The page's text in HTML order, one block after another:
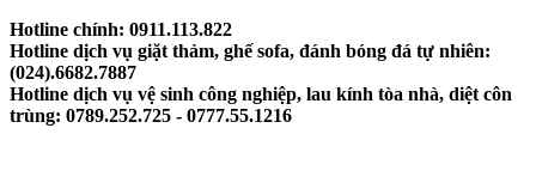
Hotline chính: 0911.113.822
Hotline dịch vụ giặt thảm, ghế sofa, đánh bóng đá tự nhiên:
(024).6682.7887
Hotline dịch vụ vệ sinh công nghiệp, lau kính tòa nhà, diệt côn
trùng: 0789.252.725 - 0777.55.1216